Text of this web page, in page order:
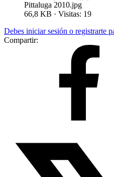
Pittaluga 2010.jpg
66,8 KB · Visitas: 19
Debes iniciar sesión o registrarte
Compartir: